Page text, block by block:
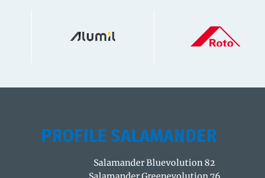
PROFILE SALAMANDER
Salamander Bluevolution 82